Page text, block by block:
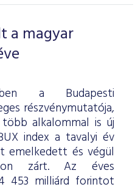
a magyar
ben a Budapesti
részvénymutatója,
alkalommal is új
index a tavalyi év
emelkedett és végül
zárt. Az éves
453 milliárd forintot